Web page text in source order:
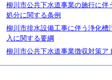
柳川市公共下水道事業の施行に伴
処分に関する条例
柳川市排水設備工事に伴う浄化槽
入に関する要綱
柳川市公共下水道事業徴収対策ア